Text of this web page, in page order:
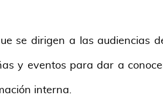
se dirigen a las audiencias
y eventos para dar a
interna.